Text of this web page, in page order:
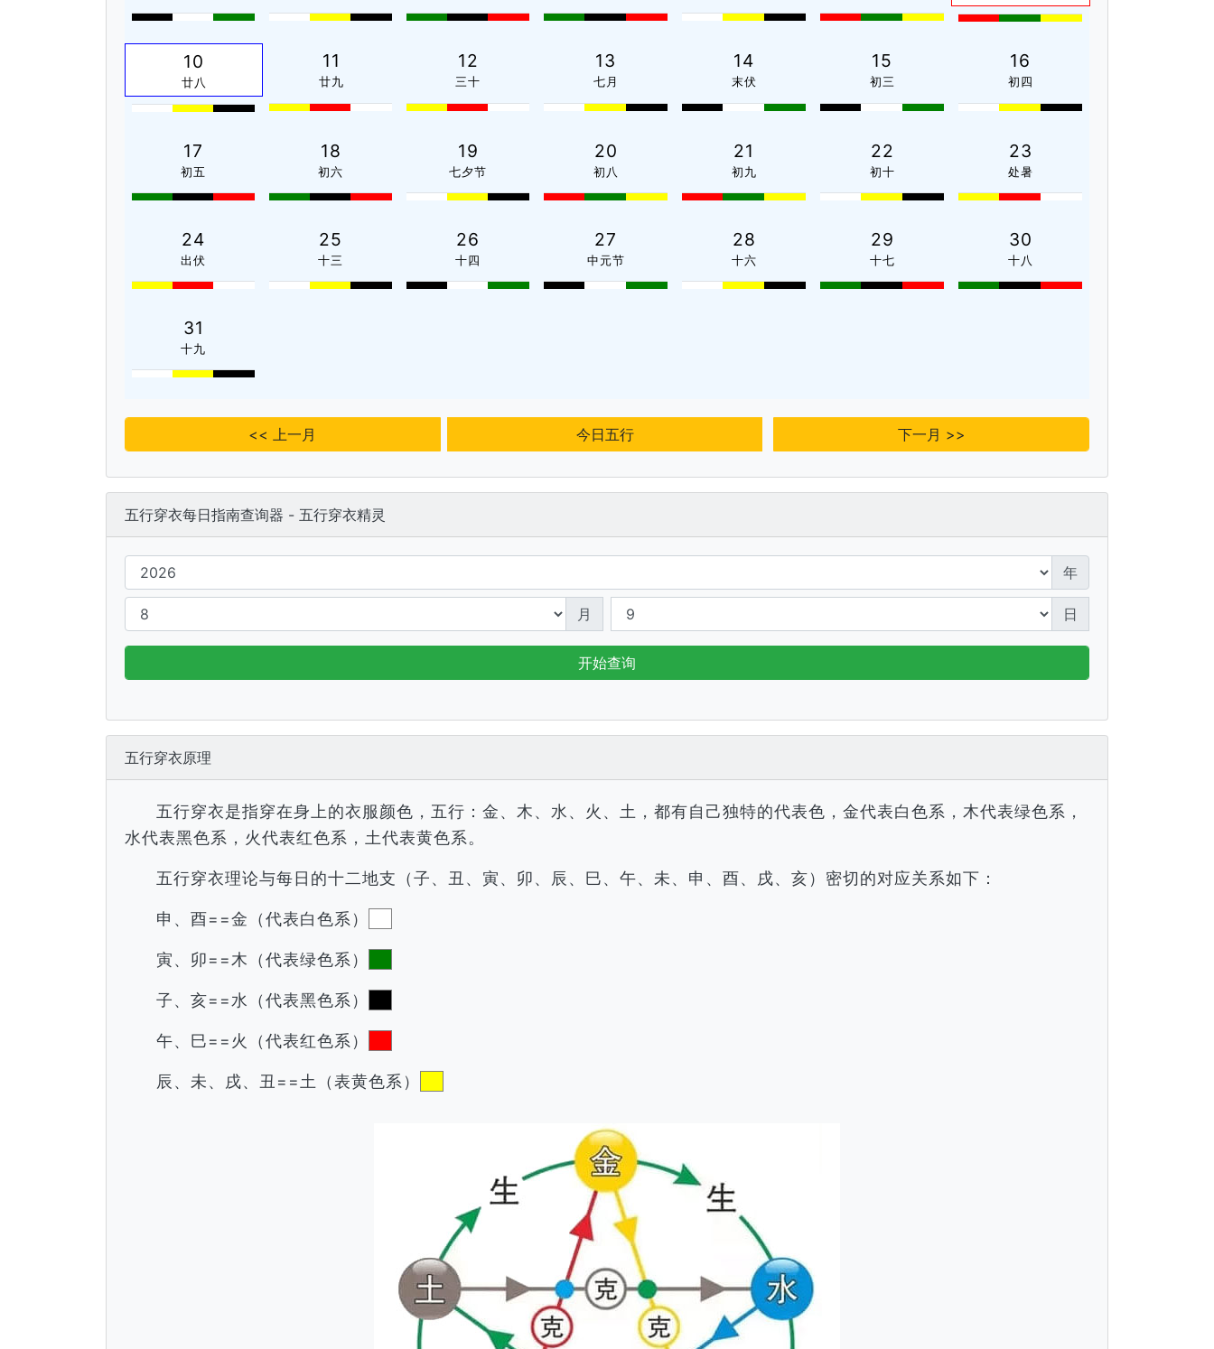
10
廿八
11
廿九
12
三十
13
七月
14
末伏
15
初三
16
初四
17
初五
18
初六
19
七夕节
20
初八
21
初九
22
初十
23
处暑
24
出伏
25
十三
26
十四
27
中元节
28
十六
29
十七
30
十八
31
十九
<< 上一月 今日五行 下一月 >>
五行穿衣每日指南查询器 - 五行穿衣精灵
年
月 日
开始查询
五行穿衣原理
五行穿衣是指穿在身上的衣服颜色，五行：金、木、水、火、土，都有自己独特的代表色，金代表白色系，木代表绿色系，
水代表黑色系，火代表红色系，土代表黄色系。
五行穿衣理论与每日的十二地支（子、丑、寅、卯、辰、巳、午、未、申、酉、戌、亥）密切的对应关系如下：
申、酉==金（代表白色系）
寅、卯==木（代表绿色系）
子、亥==水（代表黑色系）
午、巳==火（代表红色系）
辰、未、戌、丑==土（表黄色系）